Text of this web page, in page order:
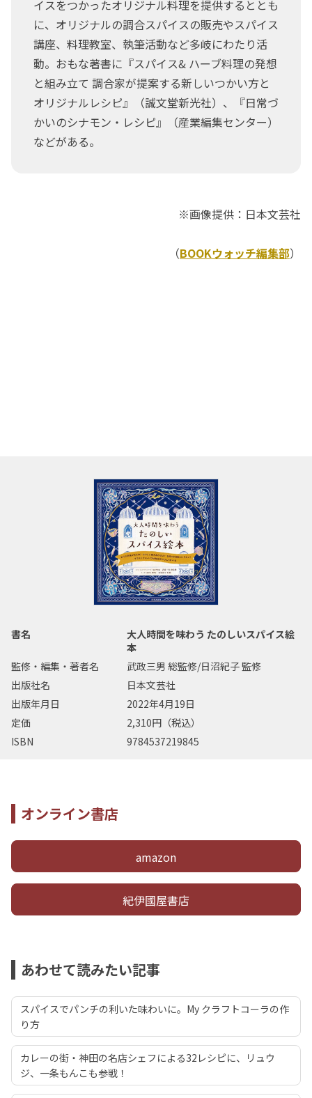
イスをつかったオリジナル料理を提供するととも
に、オリジナルの調合スパイスの販売やスパイス
講座、料理教室、執筆活動など多岐にわたり活
動。おもな著書に『スパイス& ハーブ料理の発想
と組み立て 調合家が提案する新しいつかい方と
オリジナルレシピ』（誠文堂新光社）、『日常づ
かいのシナモン・レシピ』（産業編集センター）
などがある。
※画像提供：日本文芸社
（BOOKウォッチ編集部）
書名
大人時間を味わう たのしいスパイス絵
本
監修・編集・著者名
武政三男 総監修/日沼紀子 監修
出版社名
日本文芸社
出版年月日
2022年4月19日
定価
2,310円（税込）
ISBN
9784537219845
オンライン書店
amazon
紀伊國屋書店
あわせて読みたい記事
スパイスでパンチの利いた味わいに。My クラフトコーラの作
り方
カレーの街・神田の名店シェフによる32レシピに、リュウ
ジ、一条もんこも参戦！